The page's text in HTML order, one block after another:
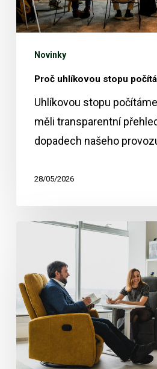
Novinky
Proč uhlíkovou stopu
Uhlíkovou stopu
měli transparentní
dopadech našeho
28/05/2026
2minutového
průzkumu
EnviTrail